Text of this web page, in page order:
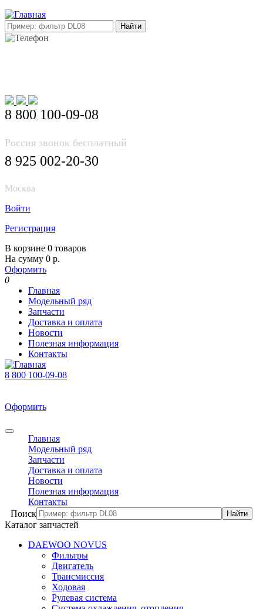
8 800 100-09-08
Россия звонок бесплатный
8 925 002-20-30
Москва
Войти
Регистрация
В корзине 0 товаров
На сумму 0 р.
Оформить
0
Главная
Модельный ряд
Запчасти
Доставка и оплата
Новости
Полезная информация
Контакты
8 800 100-09-08
Оформить
Главная
Модельный ряд
Запчасти
Доставка и оплата
Новости
Полезная информация
Контакты
Поиск
Каталог запчастей
DAEWOO NOVUS
Фильтры
Двигатель
Трансмиссия
Ходовая
Рулевая система